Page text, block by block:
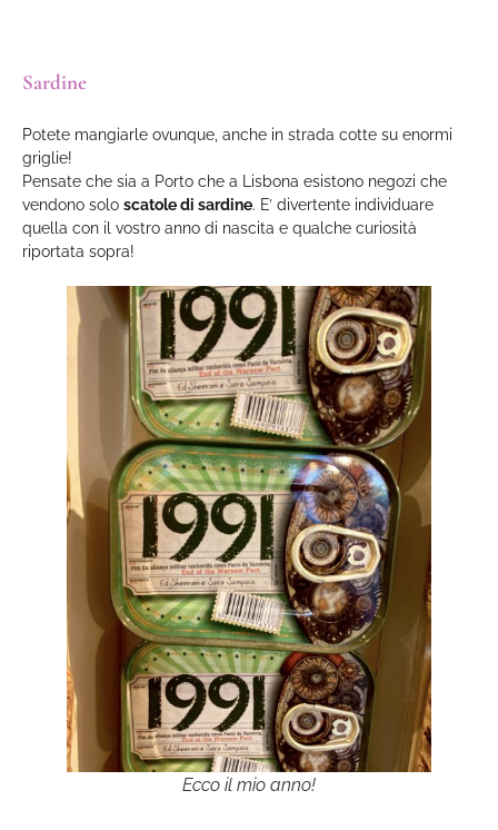
Sardine
Potete mangiarle ovunque, anche in strada cotte su enormi
griglie!
Pensate che sia a Porto che a Lisbona esistono negozi che
vendono solo scatole di sardine. E’ divertente individuare
quella con il vostro anno di nascita e qualche curiosità
riportata sopra!
Ecco il mio anno!